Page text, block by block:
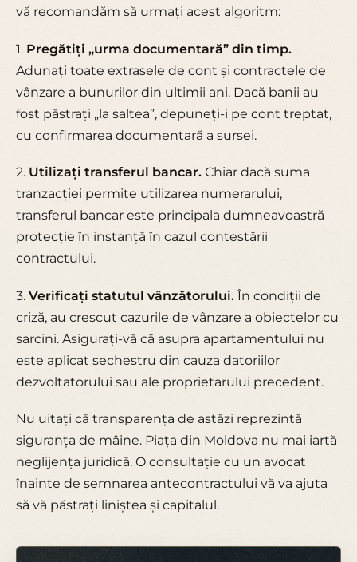
vă recomandăm să urmați acest algoritm:
1. Pregătiți „urma documentară” din timp.
Adunați toate extrasele de cont și contractele de
vânzare a bunurilor din ultimii ani. Dacă banii au
fost păstrați „la saltea”, depuneți-i pe cont treptat,
cu confirmarea documentară a sursei.
2. Utilizați transferul bancar. Chiar dacă suma
tranzacției permite utilizarea numerarului,
transferul bancar este principala dumneavoastră
protecție în instanță în cazul contestării
contractului.
3. Verificați statutul vânzătorului. În condiții de
criză, au crescut cazurile de vânzare a obiectelor cu
sarcini. Asigurați-vă că asupra apartamentului nu
este aplicat sechestru din cauza datoriilor
dezvoltatorului sau ale proprietarului precedent.
Nu uitați că transparența de astăzi reprezintă
siguranța de mâine. Piața din Moldova nu mai iartă
neglijența juridică. O consultație cu un avocat
înainte de semnarea antecontractului vă va ajuta
să vă păstrați liniștea și capitalul.